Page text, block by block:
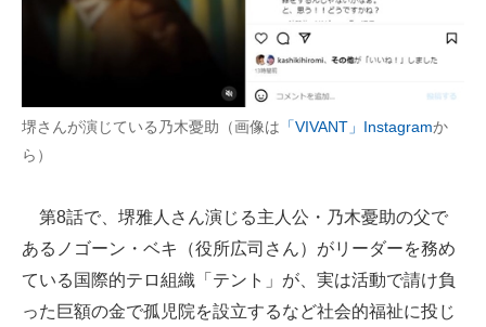
IT製品の技術・比較・事例
モノづくり技術者専門サイト
電子設計の基本と応用
エネルギーの専門メディア
建設×テクノロジーの最前線
堺さんが演じている乃木憂助（画像は 「VIVANT」Instagramか
ら）
第8話で、堺雅人さん演じる主人公・乃木憂助の父で
あるノゴーン・ベキ（役所広司さん）がリーダーを務め
ている国際的テロ組織「テント」が、実は活動で請け負
った巨額の金で孤児院を設立するなど社会的福祉に投じ